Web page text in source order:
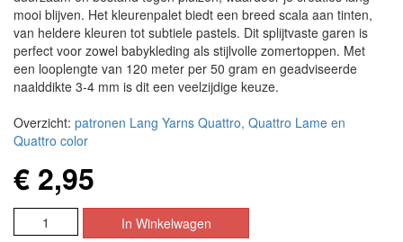
mooi blijven. Het kleurenpalet biedt een breed scala aan tinten,
van heldere kleuren tot subtiele pastels. Dit splijtvaste garen is
perfect voor zowel babykleding als stijlvolle zomertoppen. Met
een looplengte van 120 meter per 50 gram en geadviseerde
naalddikte 3-4 mm is dit een veelzijdige keuze.
Overzicht: patronen Lang Yarns Quattro, Quattro Lame en
Quattro color
€ 2,95